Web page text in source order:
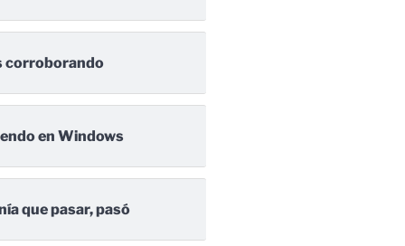
corroborando
en Windows
que pasar, pasó